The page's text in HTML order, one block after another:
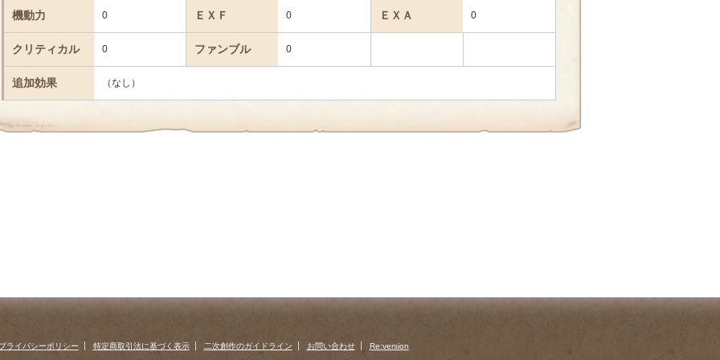
機動力 0 ＥＸＦ 0 ＥＸＡ 0
クリティカル 0 ファンブル 0
追加効果 （なし）
ライバシーポリシー 特定商取引法に基づく表示 二次創作のガイドライン お問い合わせ Re:version